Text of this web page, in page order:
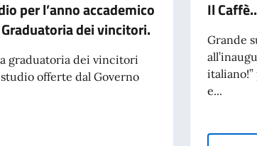
per l’anno accademico
dei vincitori.
graduatoria dei vincitori
offerte dal Governo
Il
Grande
e...